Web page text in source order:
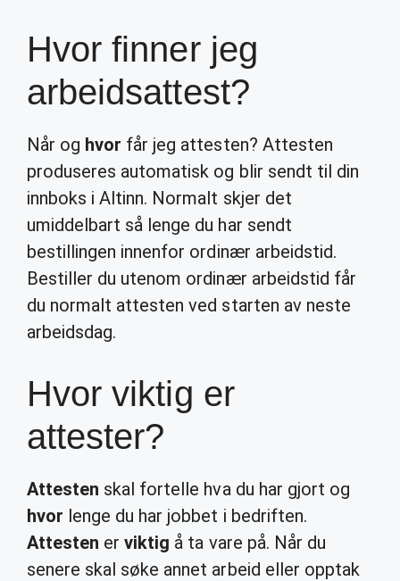
Hvor finner jeg
arbeidsattest?
Når og hvor får jeg attesten? Attesten
produseres automatisk og blir sendt til din
innboks i Altinn. Normalt skjer det
umiddelbart så lenge du har sendt
bestillingen innenfor ordinær arbeidstid.
Bestiller du utenom ordinær arbeidstid får
du normalt attesten ved starten av neste
arbeidsdag.
Hvor viktig er
attester?
Attesten skal fortelle hva du har gjort og
hvor lenge du har jobbet i bedriften.
Attesten erviktig å ta vare på. Når du
senere skal søke annet arbeid eller opptak